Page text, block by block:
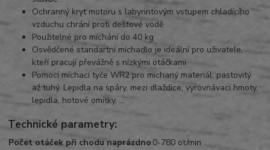
Ochranný kryt motoru s labyrintovým vstupem chladícího
vzduchu chrání proti dešťové vodě
Použitelné pro míchání do 40 kg
Osvědčené standartní míchadlo je ideální pro uživatele,
kteří pracují převážně s nízkými otáčkami
Pomocí míchací tyče WR2 pro míchaný materiál: pastovitý
až tuhý. Lepidla na spáry, mezi dlaždice, vyrovnávací hmoty,
lepidla, hotové omítky, ...
Technické parametry:
Počet otáček při chodu naprázdno 0-780 ot/min